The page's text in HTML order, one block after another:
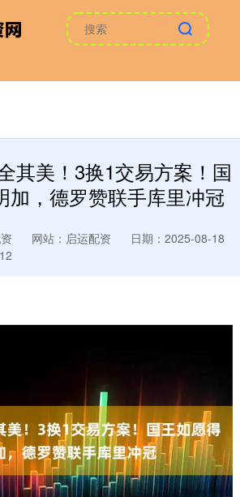
其美！3换1交易方案！国
加，德罗赞联手库里冲冠
网站：启运配资
日期：2025-08-18